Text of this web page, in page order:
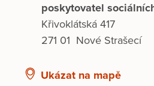
poskytovatel
Křivoklátská 417
271 01 Nové Strašecí
Ukázat na mapě